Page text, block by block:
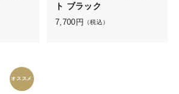
ト ブラック
7,700 円 （税込）
オススメ